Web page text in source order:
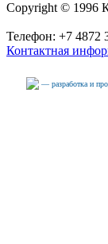
Copyright © 1996
Телефон: +7 4872
Контактная
— разработка и